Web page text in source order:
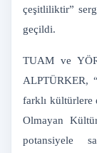
çeşitliliktir”
geçildi.
TUAM ve
ALPTÜRKER,
farklı kültürlere
Olmayan
potansiyele